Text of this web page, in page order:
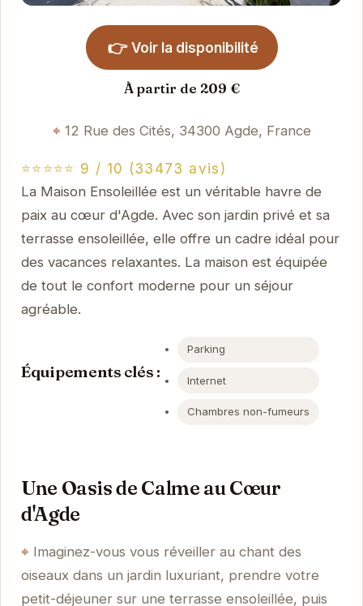
👉 Voir la disponibilité
À partir de 209 €
12 Rue des Cités, 34300 Agde, France
⭐⭐⭐⭐⭐ 9 / 10 (33473 avis)
La Maison Ensoleillée est un véritable havre de
paix au cœur d'Agde. Avec son jardin privé et sa
terrasse ensoleillée, elle offre un cadre idéal pour
des vacances relaxantes. La maison est équipée
de tout le confort moderne pour un séjour
agréable.
Équipements clés :
Parking
Internet
Chambres non-fumeurs
Une Oasis de Calme au Cœur
d'Agde
Imaginez-vous vous réveiller au chant des
oiseaux dans un jardin luxuriant, prendre votre
petit-déjeuner sur une terrasse ensoleillée, puis